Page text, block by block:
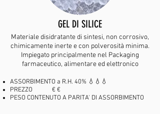
GEL DI SILICE
Materiale disidratante di sintesi, non corrosivo,
chimicamente inerte e con polverosità minima.
Impiegato principalmente nel Packaging
farmaceutico, alimentare ed elettronico
ASSORBIMENTO a R.H. 40% 💧💧💧
PREZZO € €
PESO CONTENUTO A PARITA' DI ASSORBIMENTO